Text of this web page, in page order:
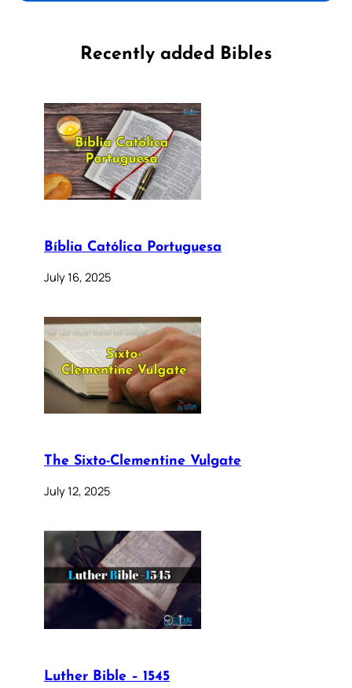
Recently added Bibles
Bíblia Católica Portuguesa
July 16, 2025
The Sixto-Clementine Vulgate
July 12, 2025
Luther Bible – 1545